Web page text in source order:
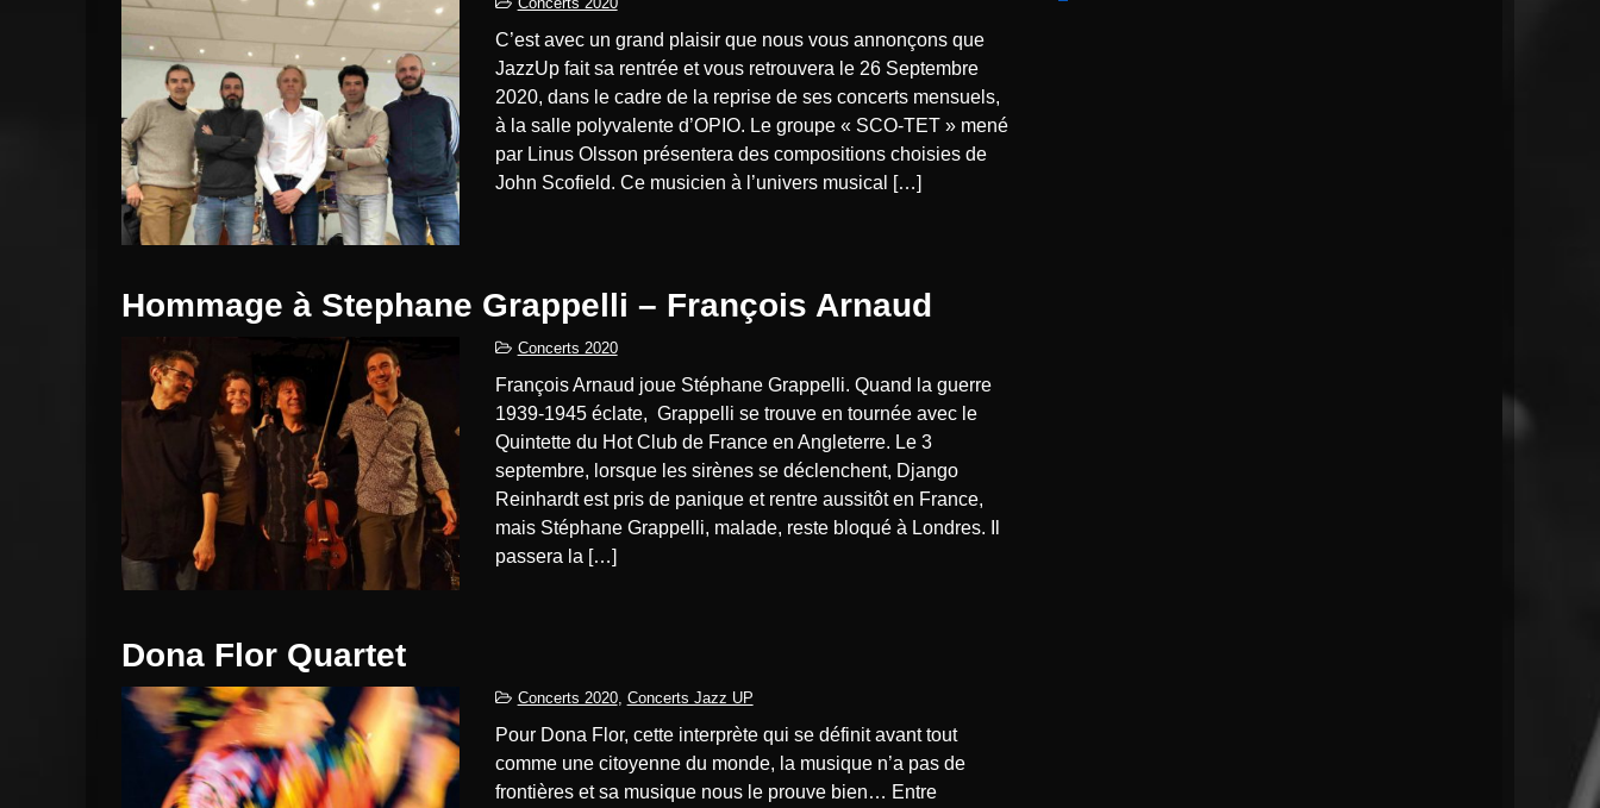
C’est avec un grand plaisir que nous vous annonçons que
JazzUp fait sa rentrée et vous retrouvera le 26 Septembre
2020, dans le cadre de la reprise de ses concerts mensuels,
à la salle polyvalente d’OPIO. Le groupe « SCO-TET » mené
par Linus Olsson présentera des compositions choisies de
John Scofield. Ce musicien à l’univers musical […]
Hommage à Stephane Grappelli – François Arnaud
Concerts 2020
François Arnaud joue Stéphane Grappelli. Quand la guerre
1939-1945 éclate, Grappelli se trouve en tournée avec le
Quintette du Hot Club de France en Angleterre. Le 3
septembre, lorsque les sirènes se déclenchent, Django
Reinhardt est pris de panique et rentre aussitôt en France,
mais Stéphane Grappelli, malade, reste bloqué à Londres. Il
passera la […]
Dona Flor Quartet
Concerts 2020, Concerts Jazz UP
Pour Dona Flor, cette interprète qui se définit avant tout
comme une citoyenne du monde, la musique n’a pas de
frontières et sa musique nous le prouve bien… Entre